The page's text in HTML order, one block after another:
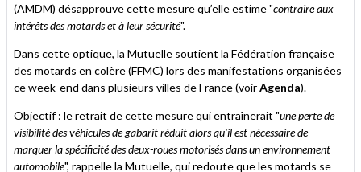
(AMDM) désapprouve cette mesure qu’elle estime "contraire aux
intérêts des motards et à leur sécurité".
Dans cette optique, la Mutuelle soutient la Fédération française
des motards en colère (FFMC) lors des manifestations organisées
ce week-end dans plusieurs villes de France (voirAgenda).
Objectif : le retrait de cette mesure qui entraînerait "une perte de
visibilité des véhicules de gabarit réduit alors qu'il est nécessaire de
marquer la spécificité des deux-roues motorisés dans un environnement
automobile", rappelle la Mutuelle, qui redoute que les motards se